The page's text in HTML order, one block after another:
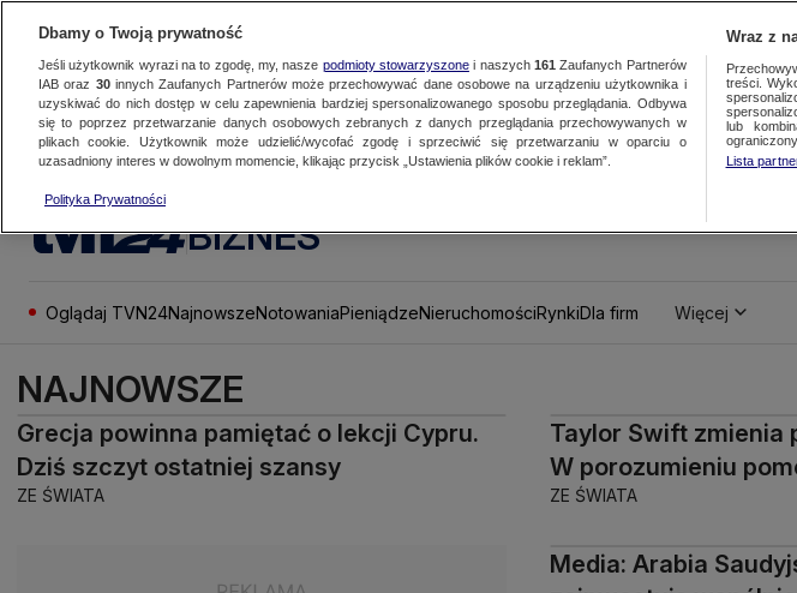
BIZNES
Oglądaj TVN24NajnowszeNotowaniaPieniądzeNieruchomościRynkiDla firm Więcej
NAJNOWSZE
Grecja powinna pamiętać o lekcji Cypru.
Dziś szczyt ostatniej szansy
ZE ŚWIATA
Taylor Swift zmienia
W porozumieniu
ZE ŚWIATA
Media: Arabia
Dbamy o Twoją prywatność
Jeśli użytkownik wyrazi na to zgodę, my, nasze podmioty stowarzyszonei naszych 161 Zaufanych Partnerów
IAB oraz 30innych Zaufanych Partnerów może przechowywać dane osobowe na urządzeniu użytkownika i
uzyskiwać do nich dostęp w celu zapewnienia bardziej spersonalizowanego sposobu przeglądania. Odbywa
się to poprzez przetwarzanie danych osobowych zebranych z danych przeglądania przechowywanych w
plikach cookie. Użytkownik może udzielić/wycofać zgodę i sprzeciwić się przetwarzaniu w oparciu o
uzasadniony interes w dowolnym momencie, klikając przycisk „Ustawienia plików cookie i reklam”.
Polityka Prywatności
Wraz z
treści.
lub
Lista